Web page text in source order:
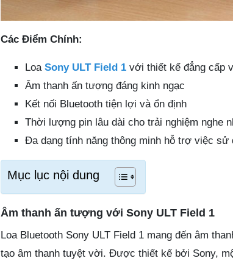
Các Điểm Chính:
Loa Sony ULT Field 1 với thiết kế đẳng cấp
Âm thanh ấn tượng đáng kinh ngạc
Kết nối Bluetooth tiện lợi và ổn định
Thời lượng pin lâu dài cho trải nghiệm nghe
Đa dạng tính năng thông minh hỗ trợ việc sử
Mục lục nội dung
Âm thanh ấn tượng với Sony ULT Field 1
Loa Bluetooth Sony ULT Field 1 mang đến âm
tạo âm thanh tuyệt vời. Được thiết kế bởi Sony,